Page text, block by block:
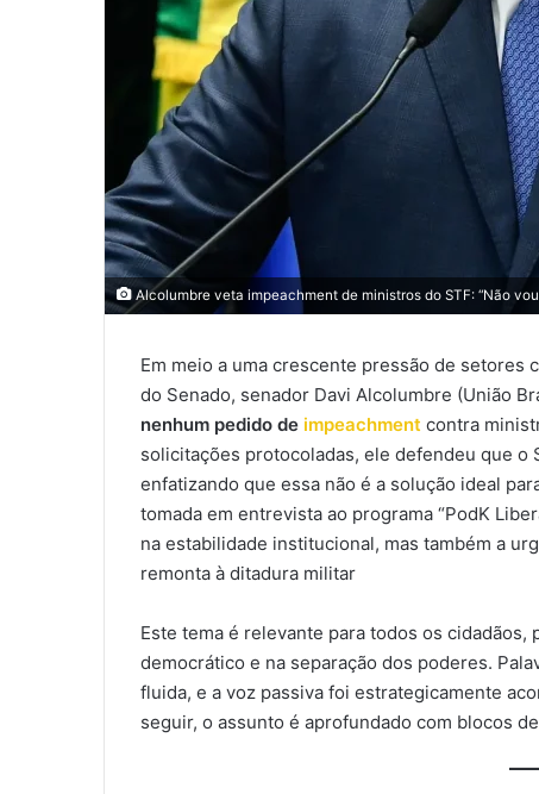
Alcolumbre veta impeachment de ministros do STF: “Não
Em meio a uma crescente pressão de setores
do Senado, senador Davi Alcolumbre (União
nenhum pedido de impeachment contra
solicitações protocoladas, ele defendeu que o
enfatizando que essa não é a solução ideal
tomada em entrevista ao programa “PodK
na estabilidade institucional, mas também a
remonta à ditadura militar
Este tema é relevante para todos os
democrático e na separação dos poderes.
fluida, e a voz passiva foi estrategicamente
seguir, o assunto é aprofundado com blocos